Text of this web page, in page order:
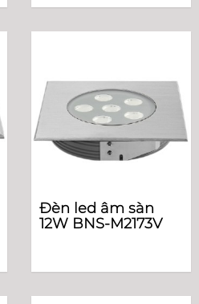
Đèn led âm sàn
12W BNS-M2173V